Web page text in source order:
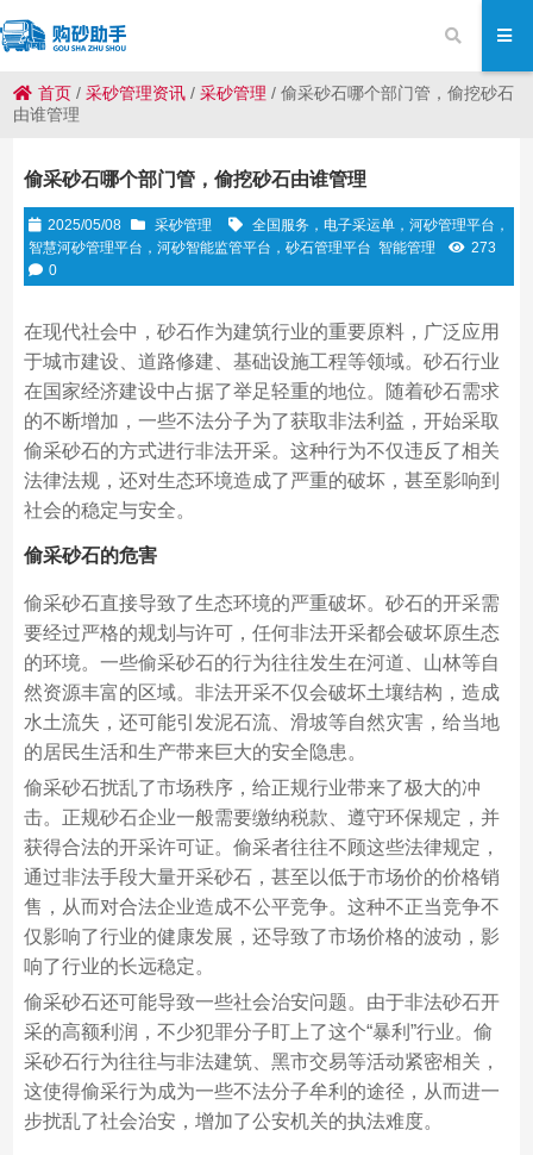
首页 /采砂管理资讯 /采砂管理 /偷采砂石哪个部门管，偷挖砂石
由谁管理
偷采砂石哪个部门管，偷挖砂石由谁管理
2025/05/08 采砂管理
全国服务，电子采运单，河砂管理平台，
智慧河砂管理平台，河砂智能监管平台，砂石管理平台 智能管理
273
0
在现代社会中，砂石作为建筑行业的重要原料，广泛应用
于城市建设、道路修建、基础设施工程等领域。砂石行业
在国家经济建设中占据了举足轻重的地位。随着砂石需求
的不断增加，一些不法分子为了获取非法利益，开始采取
偷采砂石的方式进行非法开采。这种行为不仅违反了相关
法律法规，还对生态环境造成了严重的破坏，甚至影响到
社会的稳定与安全。
偷采砂石的危害
偷采砂石直接导致了生态环境的严重破坏。砂石的开采需
要经过严格的规划与许可，任何非法开采都会破坏原生态
的环境。一些偷采砂石的行为往往发生在河道、山林等自
然资源丰富的区域。非法开采不仅会破坏土壤结构，造成
水土流失，还可能引发泥石流、滑坡等自然灾害，给当地
的居民生活和生产带来巨大的安全隐患。
偷采砂石扰乱了市场秩序，给正规行业带来了极大的冲
击。正规砂石企业一般需要缴纳税款、遵守环保规定，并
获得合法的开采许可证。偷采者往往不顾这些法律规定，
通过非法手段大量开采砂石，甚至以低于市场价的价格销
售，从而对合法企业造成不公平竞争。这种不正当竞争不
仅影响了行业的健康发展，还导致了市场价格的波动，影
响了行业的长远稳定。
偷采砂石还可能导致一些社会治安问题。由于非法砂石开
采的高额利润，不少犯罪分子盯上了这个“暴利”行业。偷
采砂石行为往往与非法建筑、黑市交易等活动紧密相关，
这使得偷采行为成为一些不法分子牟利的途径，从而进一
步扰乱了社会治安，增加了公安机关的执法难度。